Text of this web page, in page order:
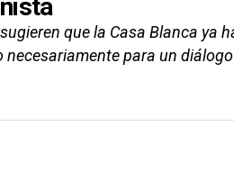
que la Casa Blanca ya
necesariamente para un